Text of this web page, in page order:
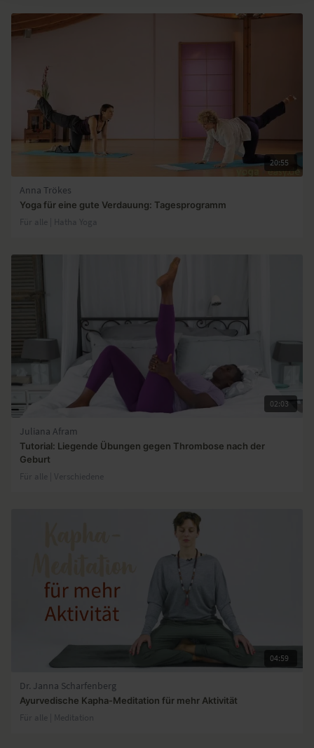
20:55
Anna Trökes
Yoga für eine gute Verdauung: Tagesprogramm
Für alle | Hatha Yoga
02:03
Juliana Afram
Tutorial: Liegende Übungen gegen Thrombose nach der
Geburt
Für alle | Verschiedene
04:59
Dr. Janna Scharfenberg
Ayurvedische Kapha-Meditation für mehr Aktivität
Für alle | Meditation